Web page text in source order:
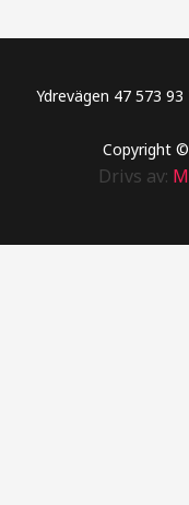
Ydrevägen 47 573
Copyright
Drivs av: